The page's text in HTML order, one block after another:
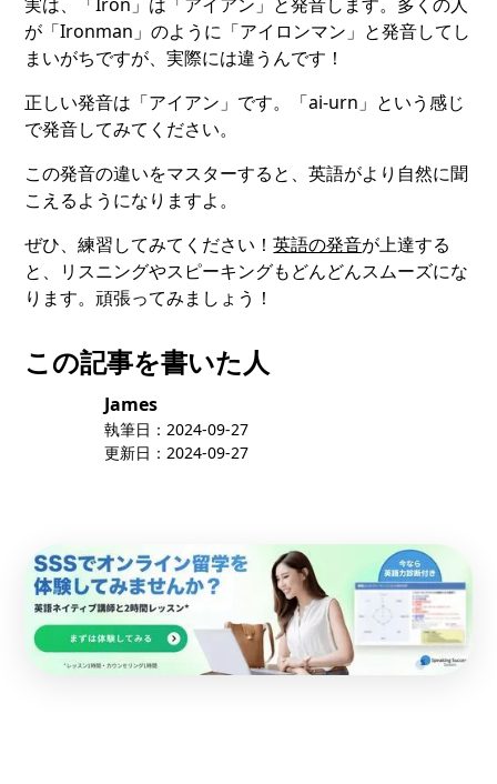
実は、「Iron」は「アイアン」と発音します。多くの人
が「Ironman」のように「アイロンマン」と発音してし
まいがちですが、実際には違うんです！
正しい発音は「アイアン」です。「ai-urn」という感じ
で発音してみてください。
この発音の違いをマスターすると、英語がより自然に聞
こえるようになりますよ。
ぜひ、練習してみてください！英語の発音が上達する
と、リスニングやスピーキングもどんどんスムーズにな
ります。頑張ってみましょう！
この記事を書いた人
James
執筆日：2024-09-27
更新日：2024-09-27